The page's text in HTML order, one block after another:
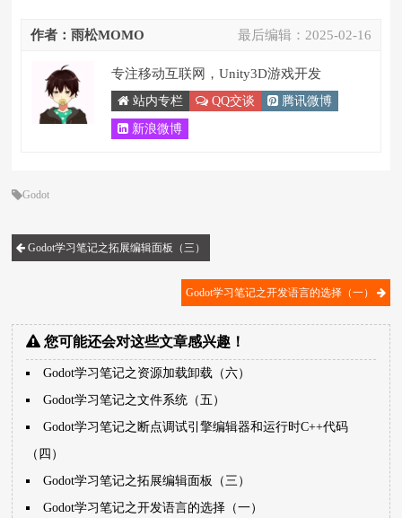
最后编辑： 2025-02-16
作者：雨松MOMO
专注移动互联网，Unity3D游戏开发
站内专栏 QQ交谈 腾讯微博
新浪微博
Godot
Godot学习笔记之拓展编辑面板（三）
Godot学习笔记之开发语言的选择（一）
您可能还会对这些文章感兴趣！
Godot学习笔记之资源加载卸载（六）
Godot学习笔记之文件系统（五）
Godot学习笔记之断点调试引擎编辑器和运行时C++代码
（四）
Godot学习笔记之拓展编辑面板（三）
Godot学习笔记之开发语言的选择（一）